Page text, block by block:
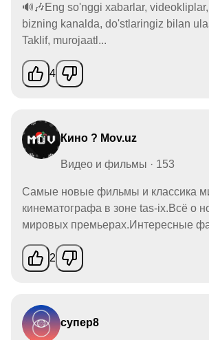
🔊🎶Eng so'nggi xabarlar,
bizning kanalda, do'stlaringiz bilan
Taklif, murojaatl...
4
Кино ? Mov.uz
Видео и фильмы · 153
Самые новые фильмы и классика
кинематографа в зоне tas-ix.Всё о
мировых премьерах.Интересные
2
супер8